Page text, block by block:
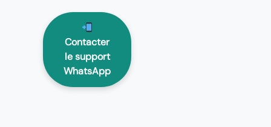
Contacter
le support
WhatsApp